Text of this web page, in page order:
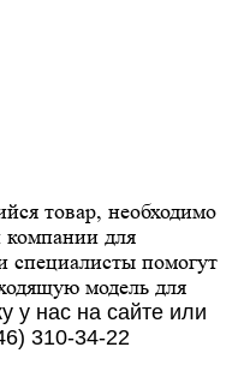
товар, необходимо
компании для
специалисты помогут
модель для
у нас на сайте или
310-34-22